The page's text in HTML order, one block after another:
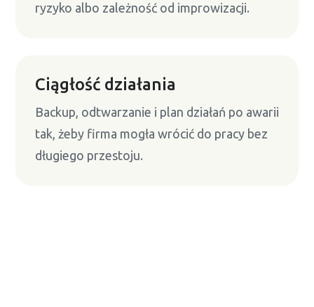
ryzyko albo zależność od improwizacji.
Ciągłość działania
Backup, odtwarzanie i plan działań po awarii
tak, żeby firma mogła wrócić do pracy bez
długiego przestoju.